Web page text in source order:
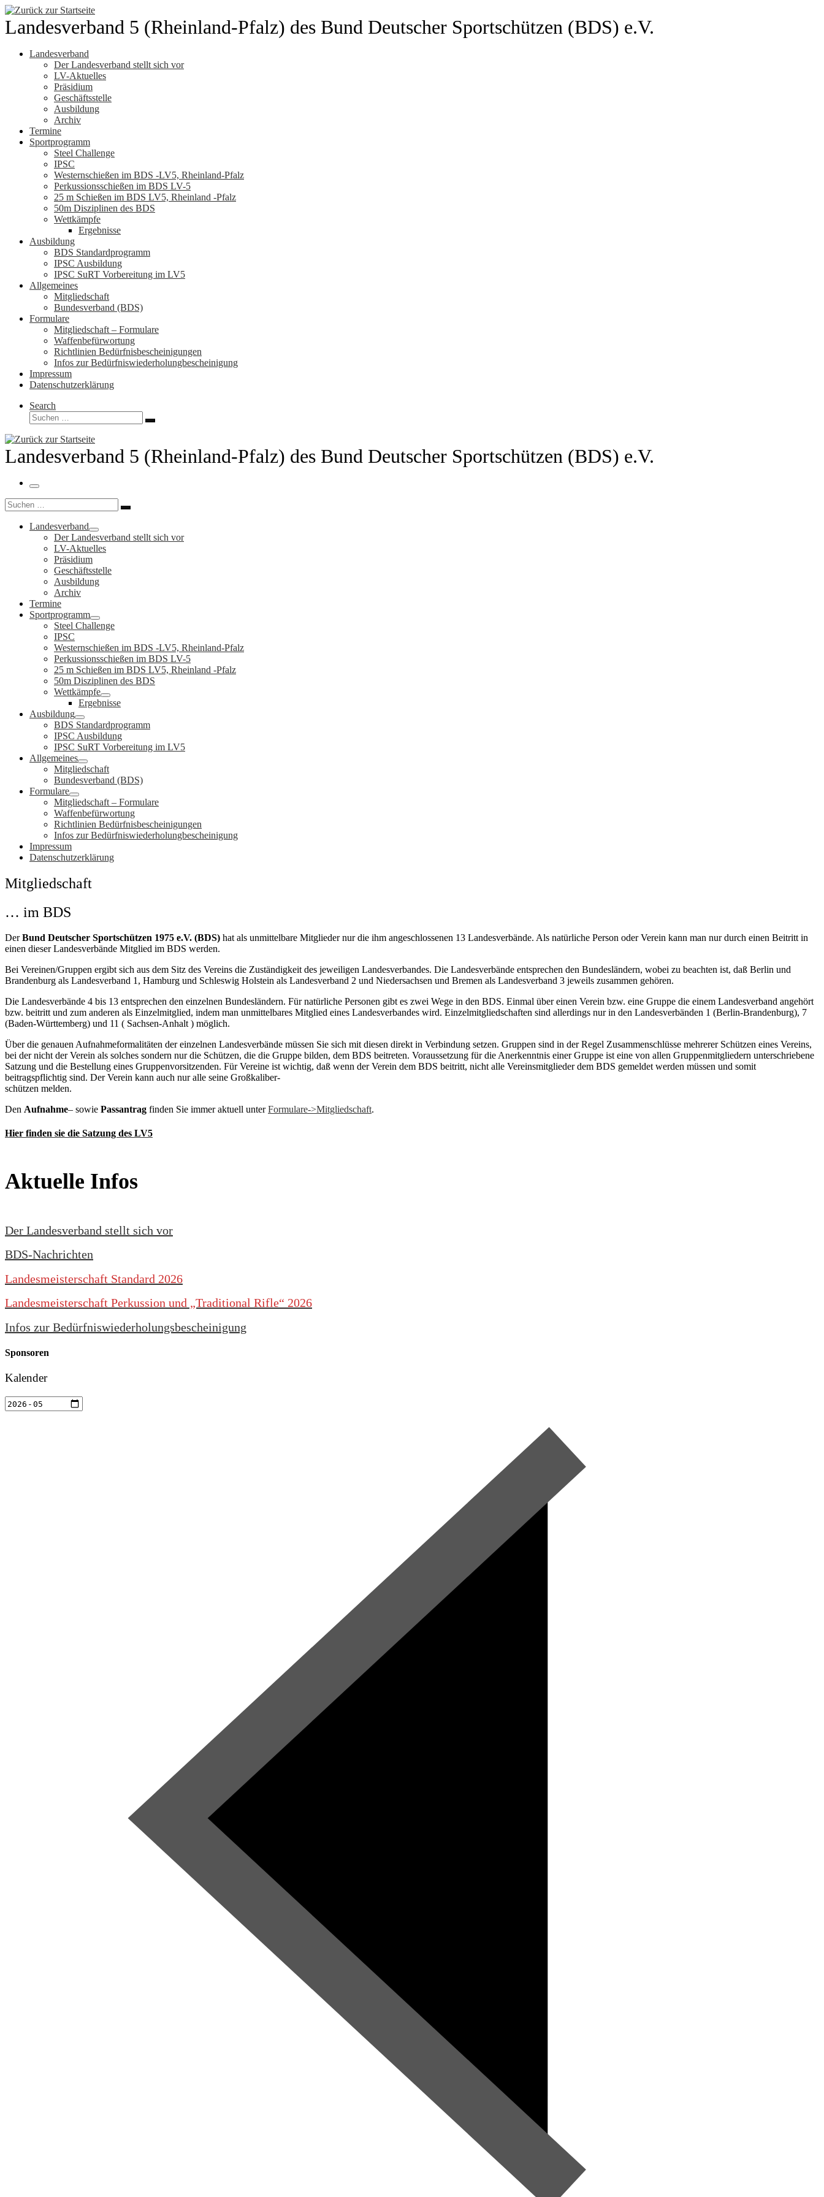
Zum
Inhalt
springen
Landesverband 5 (Rheinland-Pfalz) des Bund Deutscher Sportschützen (BDS) e.V.
Landesverband
Der Landesverband stellt sich vor
LV-Aktuelles
Präsidium
Geschäftsstelle
Ausbildung
Archiv
Termine
Sportprogramm
Steel Challenge
IPSC
Westernschießen im BDS -LV5, Rheinland-Pfalz
Perkussionsschießen im BDS LV-5
25 m Schießen im BDS LV5, Rheinland -Pfalz
50m Disziplinen des BDS
Wettkämpfe
Ergebnisse
Ausbildung
BDS Standardprogramm
IPSC Ausbildung
IPSC SuRT Vorbereitung im LV5
Allgemeines
Mitgliedschaft
Bundesverband (BDS)
Formulare
Mitgliedschaft – Formulare
Waffenbefürwortung
Richtlinien Bedürfnisbescheinigungen
Infos zur Bedürfniswiederholungbescheinigung
Impressum
Datenschutzerklärung
Search
Suche
Suchen …
Landesverband 5 (Rheinland-Pfalz) des Bund Deutscher Sportschützen (BDS) e.V.
Menü
Suche
Suchen …
Landesverband
Der Landesverband stellt sich vor
LV-Aktuelles
Präsidium
Geschäftsstelle
Ausbildung
Archiv
Termine
Sportprogramm
Steel Challenge
IPSC
Westernschießen im BDS -LV5, Rheinland-Pfalz
Perkussionsschießen im BDS LV-5
25 m Schießen im BDS LV5, Rheinland -Pfalz
50m Disziplinen des BDS
Wettkämpfe
Ergebnisse
Ausbildung
BDS Standardprogramm
IPSC Ausbildung
IPSC SuRT Vorbereitung im LV5
Allgemeines
Mitgliedschaft
Bundesverband (BDS)
Formulare
Mitgliedschaft – Formulare
Waffenbefürwortung
Richtlinien Bedürfnisbescheinigungen
Infos zur Bedürfniswiederholungbescheinigung
Impressum
Datenschutzerklärung
Mitgliedschaft
… im BDS
DerBund Deutscher Sportschützen 1975 e.V. (BDS) hat als unmittelbare Mitglieder nur die ihm angeschlossenen 13 Landesverbände. Als natürliche Person oder Verein kann man nur durch einen Beitritt in
einen dieser Landesverbände Mitglied im BDS werden.
Bei Vereinen/Gruppen ergibt sich aus dem Sitz des Vereins die Zuständigkeit des jeweiligen Landesverbandes. Die Landesverbände entsprechen den Bundesländern, wobei zu beachten ist, daß Berlin und
Brandenburg als Landesverband 1, Hamburg und Schleswig Holstein als Landesverband 2 und Niedersachsen und Bremen als Landesverband 3 jeweils zusammen gehören.
Die Landesverbände 4 bis 13 entsprechen den einzelnen Bundesländern. Für natürliche Personen gibt es zwei Wege in den BDS. Einmal über einen Verein bzw. eine Gruppe die einem Landesverband angehört
bzw. beitritt und zum anderen als Einzelmitglied, indem man unmittelbares Mitglied eines Landesverbandes wird. Einzelmitgliedschaften sind allerdings nur in den Landesverbänden 1 (Berlin-Brandenburg), 7
(Baden-Württemberg) und 11 ( Sachsen-Anhalt ) möglich.
Über die genauen Aufnahmeformalitäten der einzelnen Landesverbände müssen Sie sich mit diesen direkt in Verbindung setzen. Gruppen sind in der Regel Zusammenschlüsse mehrerer Schützen eines Vereins,
bei der nicht der Verein als solches sondern nur die Schützen, die die Gruppe bilden, dem BDS beitreten. Voraussetzung für die Anerkenntnis einer Gruppe ist eine von allen Gruppenmitgliedern unterschriebene
Satzung und die Bestellung eines Gruppenvorsitzenden. Für Vereine ist wichtig, daß wenn der Verein dem BDS beitritt, nicht alle Vereinsmitglieder dem BDS gemeldet werden müssen und somit
beitragspflichtig sind. Der Verein kann auch nur alle seine Großkaliber-
schützen melden.
Den Aufnahme– sowie Passantrag finden Sie immer aktuell unterFormulare->Mitgliedschaft.
Hier finden sie die Satzung des LV5
Aktuelle Infos
Der Landesverband stellt sich vor
BDS-Nachrichten
Landesmeisterschaft Standard 2026
Landesmeisterschaft Perkussion und „Traditional Rifle“ 2026
Infos zur Bedürfniswiederholungsbescheinigung
Sponsoren
Kalender